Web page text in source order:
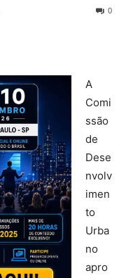
0
A
Comi
ssão
de
Dese
nvolv
imen
to
Urba
no
apro